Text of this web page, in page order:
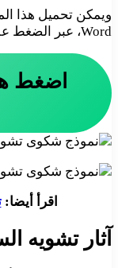
ويمكن تحميل هذا
Word، عبر الضغط على زر التحميل الظاهر أسفله.
اضغط
اقرأ أيضا:
آثار تشويه